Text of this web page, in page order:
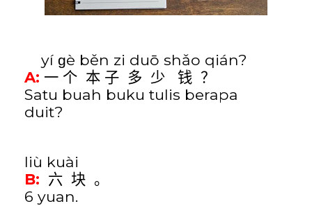
yí ɡè běn zi duō shǎo qián?
A: 一 个 本 子 多 少 钱 ？
Satu buah buku tulis berapa
duit?
liù kuài
B: 六 块 。
6 yuan.